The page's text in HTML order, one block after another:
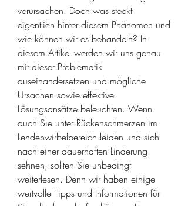
verursachen. Doch was steckt
eigentlich hinter diesem Phänomen und
wie können wir es behandeln? In
diesem Artikel werden wir uns genau
mit dieser Problematik
auseinandersetzen und mögliche
Ursachen sowie effektive
Lösungsansätze beleuchten. Wenn
auch Sie unter Rückenschmerzen im
Lendenwirbelbereich leiden und sich
nach einer dauerhaften Linderung
sehnen, sollten Sie unbedingt
weiterlesen. Denn wir haben einige
wertvolle Tipps und Informationen für